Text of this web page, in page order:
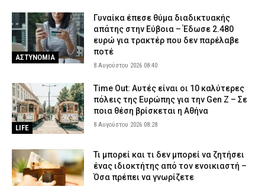
ΑΣΤΥΝΟΜΙΑ
Γυναίκα έπεσε θύμα διαδικτυακής
απάτης στην Εύβοια – Έδωσε 2.480
ευρώ για τρακτέρ που δεν παρέλαβε
ποτέ
8 Αυγούστου 2026 08:40
LIFE
Time Out: Αυτές είναι οι 10 καλύτερες
πόλεις της Ευρώπης για την Gen Z – Σε
ποια θέση βρίσκεται η Αθήνα
8 Αυγούστου 2026 08:28
Τι μπορεί και τι δεν μπορεί να ζητήσει
ένας ιδιοκτήτης από τον ενοικιαστή –
Όσα πρέπει να γνωρίζετε